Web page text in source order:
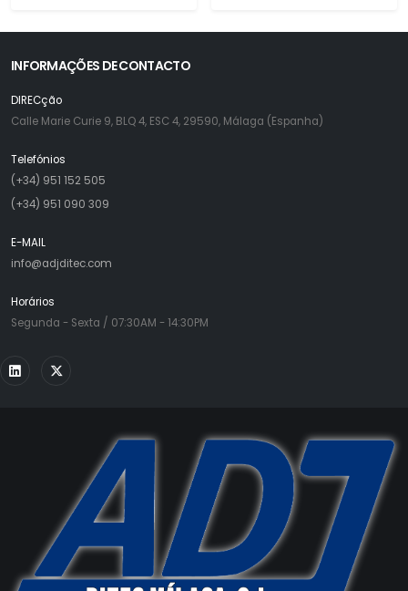
INFORMAÇÕES DE CONTACTO
DIRECção
Calle Marie Curie 9, BLQ 4, ESC 4, 29590, Málaga (Espanha)
Telefónios
(+34) 951 152 505
(+34) 951 090 309
E-MAIL
info@adjditec.com
Horários
Segunda - Sexta / 07:30AM - 14:30PM